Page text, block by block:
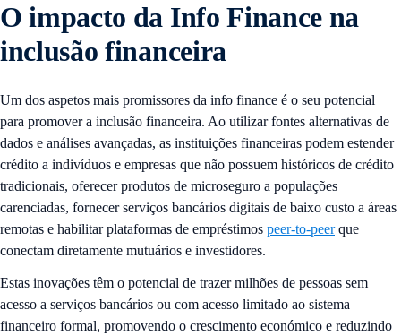
O impacto da Info Finance na
inclusão financeira
Um dos aspetos mais promissores da info finance é o seu potencial
para promover a inclusão financeira. Ao utilizar fontes alternativas de
dados e análises avançadas, as instituições financeiras podem estender
crédito a indivíduos e empresas que não possuem históricos de crédito
tradicionais, oferecer produtos de microseguro a populações
carenciadas, fornecer serviços bancários digitais de baixo custo a áreas
remotas e habilitar plataformas de empréstimos peer-to-peerque
conectam diretamente mutuários e investidores.
Estas inovações têm o potencial de trazer milhões de pessoas sem
acesso a serviços bancários ou com acesso limitado ao sistema
financeiro formal, promovendo o crescimento económico e reduzindo